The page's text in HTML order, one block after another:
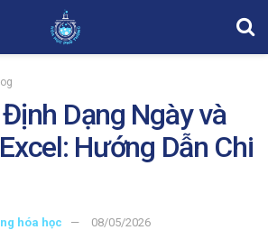
Dạng Ngày và
Hướng Dẫn Chi
hóa học 08/05/2026